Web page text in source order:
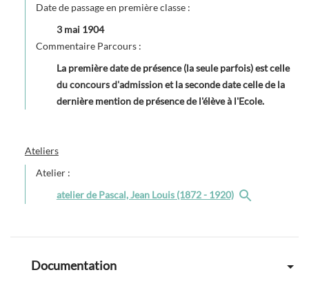
Date de passage en première classe :
3 mai 1904
Commentaire Parcours :
La première date de présence (la seule parfois) est celle
du concours d'admission et la seconde date celle de la
dernière mention de présence de l'élève à l'Ecole.
Ateliers
Atelier :
atelier de Pascal, Jean Louis (1872 - 1920)
Documentation